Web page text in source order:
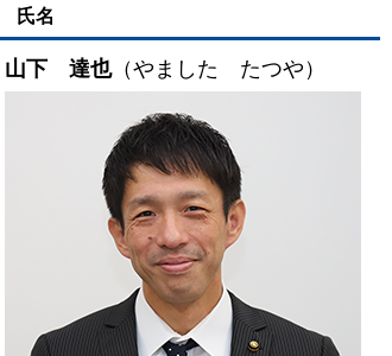
氏名
山下 達也（やました たつや）